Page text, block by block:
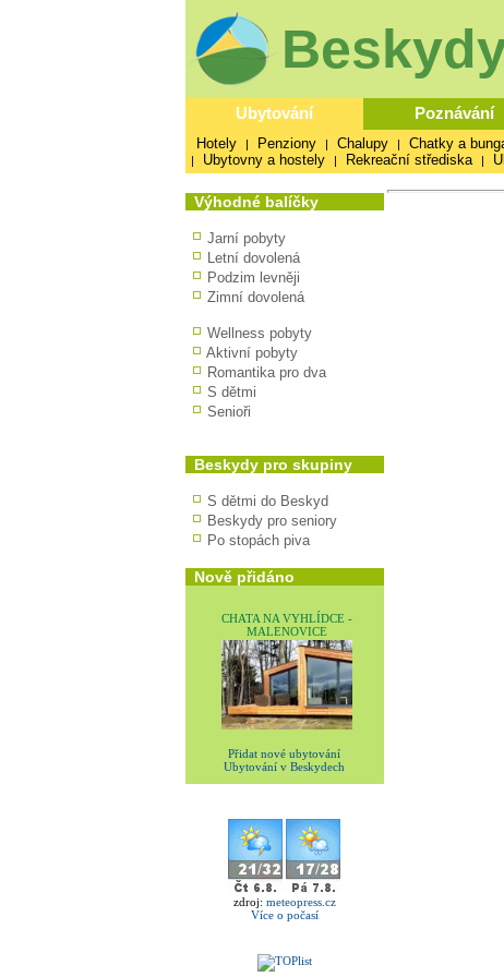
Ubytování Poznávání
Hotely | Penziony | Chalupy | Chatky a
| Ubytovny a hostely | Rekreační střediska |
Výhodné balíčky
Jarní pobyty
Letní dovolená
Podzim levněji
Zimní dovolená
Wellness pobyty
Aktivní pobyty
Romantika pro dva
S dětmi
Senioři
Beskydy pro skupiny
S dětmi do Beskyd
Beskydy pro seniory
Po stopách piva
Nově přidáno
CHATA NA VYHLÍDCE -
MALENOVICE
Přidat nové ubytování
Ubytování v Beskydech
zdroj: meteopress.cz
Více o počasí